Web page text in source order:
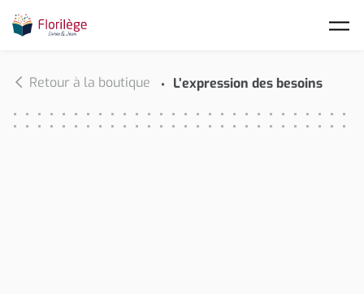
Retour à la boutique L’expression des besoins